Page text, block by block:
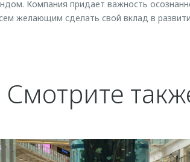
Компания придает важность
желающим сделать свой вклад в
Смотрите